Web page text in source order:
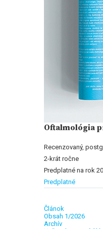
Oftalmológia
Recenzovaný,
2-krát ročne
Predplatné na rok
Predplatné
Článok
Obsah 1/2026
Archív